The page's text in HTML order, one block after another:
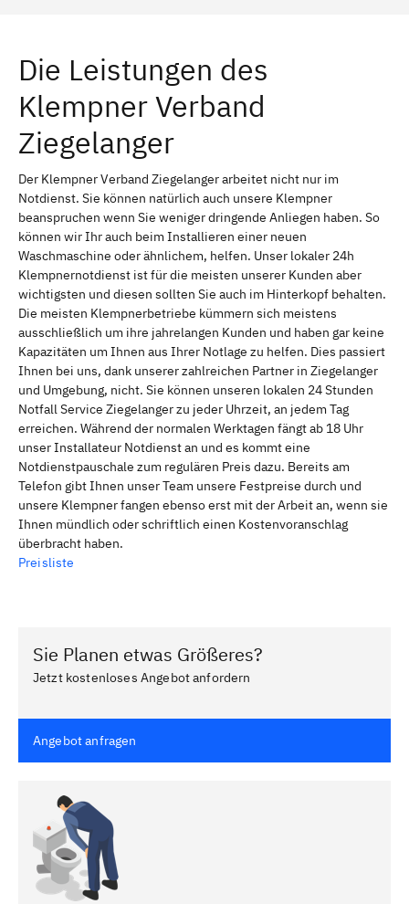
Die Leistungen des
Klempner Verband
Ziegelanger
Der Klempner Verband Ziegelanger arbeitet nicht nur im
Notdienst. Sie können natürlich auch unsere Klempner
beanspruchen wenn Sie weniger dringende Anliegen haben. So
können wir Ihr auch beim Installieren einer neuen
Waschmaschine oder ähnlichem, helfen. Unser lokaler 24h
Klempnernotdienst ist für die meisten unserer Kunden aber
wichtigsten und diesen sollten Sie auch im Hinterkopf behalten.
Die meisten Klempnerbetriebe kümmern sich meistens
ausschließlich um ihre jahrelangen Kunden und haben gar keine
Kapazitäten um Ihnen aus Ihrer Notlage zu helfen. Dies passiert
Ihnen bei uns, dank unserer zahlreichen Partner in Ziegelanger
und Umgebung, nicht. Sie können unseren lokalen 24 Stunden
Notfall Service Ziegelanger zu jeder Uhrzeit, an jedem Tag
erreichen. Während der normalen Werktagen fängt ab 18 Uhr
unser Installateur Notdienst an und es kommt eine
Notdienstpauschale zum regulären Preis dazu. Bereits am
Telefon gibt Ihnen unser Team unsere Festpreise durch und
unsere Klempner fangen ebenso erst mit der Arbeit an, wenn sie
Ihnen mündlich oder schriftlich einen Kostenvoranschlag
überbracht haben.
Preisliste
Sie Planen etwas Größeres?
Jetzt kostenloses Angebot anfordern
Angebot anfragen